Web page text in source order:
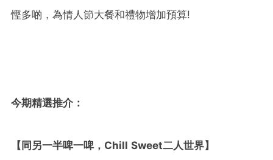
慳多啲，為情人節大餐和禮物增加預算!
今期精選推介：
【同另一半啤一啤， Chill Sweet二人世界】